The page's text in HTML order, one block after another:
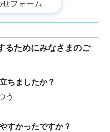
るためにみなさまのご
ちましたか？
う
すかったですか？